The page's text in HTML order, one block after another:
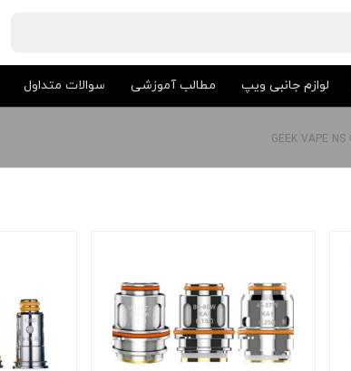
لوازم جانبی ویپ مطالب آموزشی سوالات متداول